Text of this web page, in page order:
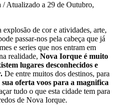
/Atualizado a 29 de Outubro,
de cor e atividades, arte,
passar-nos pela cabeça que já
e series que nos entram em
realidade, Nova Iorque é muito
lugares desconhecidos e
De entre muitos dos destinos, para
oferta voos para a magnifica
tudo o que esta cidade tem para
de Nova Iorque.